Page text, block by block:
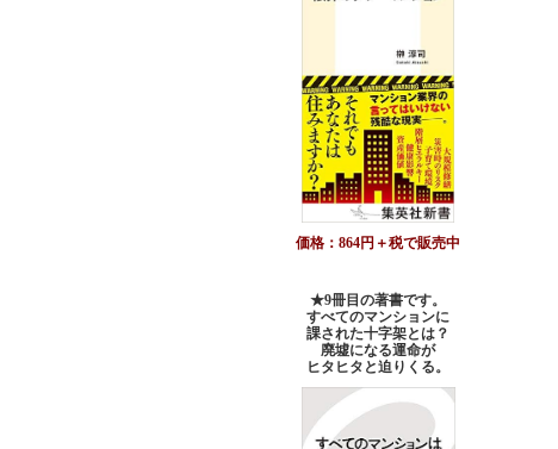
価格：864円＋税で販売中
★9冊目の著書です。
すべてのマンションに
課された十字架とは？
廃墟になる運命が
ヒタヒタと迫りくる。